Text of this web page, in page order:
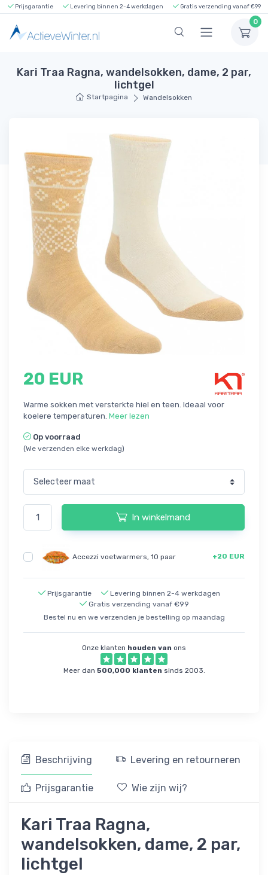
Prijsgarantie Levering binnen 2-4 werkdagen Gratis verzending vanaf €99
0
Kari Traa Ragna, wandelsokken, dame, 2 par,
lichtgel
Startpagina Wandelsokken
20 EUR
Warme sokken met versterkte hiel en teen. Ideaal voor
koelere temperaturen. Meer lezen
Op voorraad
(We verzenden elke werkdag)
In winkelmand
Accezzi voetwarmers, 10 paar +20 EUR
Prijsgarantie
Levering binnen 2-4 werkdagen
Gratis verzending vanaf €99
Bestel nu en we verzenden je bestelling op maandag
Onze klanten houden van ons
Meer dan 500,000 klanten sinds 2003.
Beschrijving Levering en retourneren
Prijsgarantie Wie zijn wij?
Kari Traa Ragna,
wandelsokken, dame, 2 par,
lichtgel